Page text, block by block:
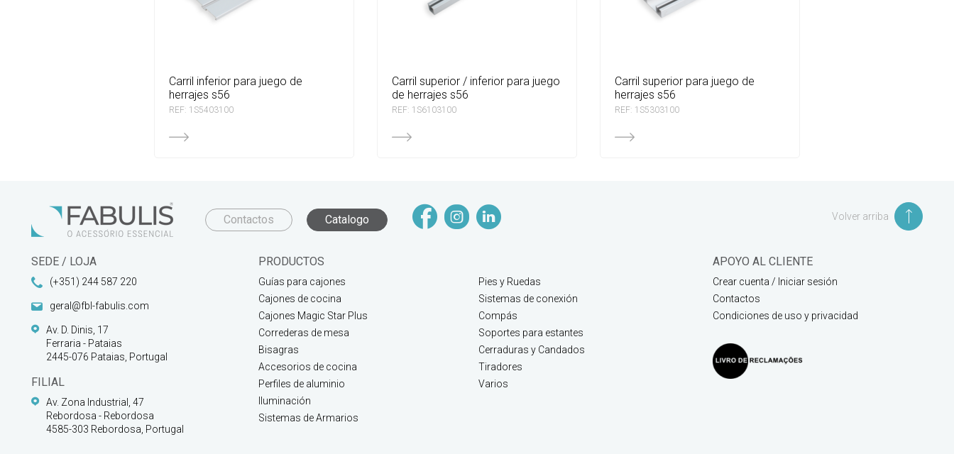
carril inferior para juego de
herrajes s56
REF: 1S5403100
carril superior / inferior para juego
de herrajes s56
REF: 1S6103100
carril superior para juego de
herrajes s56
REF: 1S5303100
Contactos Catalogo Volver arriba
SEDE / LOJA
(+351) 244 587 220
geral@fbl-fabulis.com
Av. D. Dinis, 17
Ferraria - Pataias
2445-076 Pataias, Portugal
FILIAL
Av. Zona Industrial, 47
Rebordosa - Rebordosa
4585-303 Rebordosa, Portugal
PRODUCTOS
Guías para cajones
Cajones de cocina
Cajones Magic Star Plus
Correderas de mesa
Bisagras
Accesorios de cocina
Perfiles de aluminio
Iluminación
Sistemas de Armarios
Pies y Ruedas
Sistemas de conexión
Compás
Soportes para estantes
Cerraduras y Candados
Tiradores
Varios
APOYO AL CLIENTE
Crear cuenta / Iniciar sesión
Contactos
Condiciones de uso y privacidad